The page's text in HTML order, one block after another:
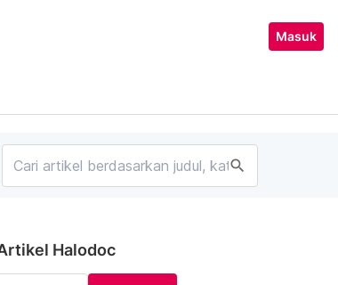
Masuk
search
Halodoc